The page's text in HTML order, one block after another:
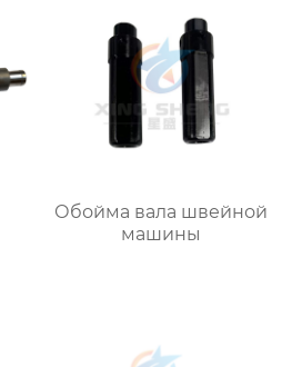
Обойма вала швейной
машины